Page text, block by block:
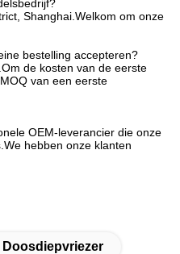
Shanghai.Welkom om onze
bestelling accepteren?
de kosten van de eerste
van een eerste
OEM-leverancier die onze
hebben onze klanten
Doosdiepvriezer